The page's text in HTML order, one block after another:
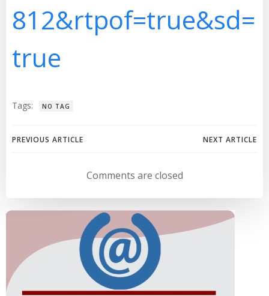
812&rtpof=true&sd=
true
Tags: NO TAG
Navegación
entradas
PREVIOUS ARTICLE
Navegación
de
entradas
NEXT ARTICLE
Comments are closed